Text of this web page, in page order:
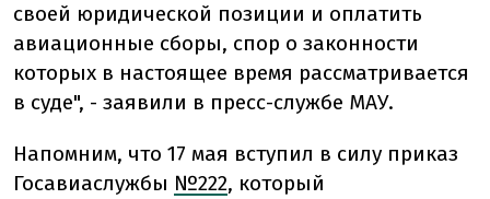
своей юридической позиции и оплатить
авиационные сборы, спор о законности
которых в настоящее время рассматривается
в суде", - заявили в пресс-службе МАУ.
Напомним, что 17 мая вступил в силу приказ
Госавиаслужбы №222, который